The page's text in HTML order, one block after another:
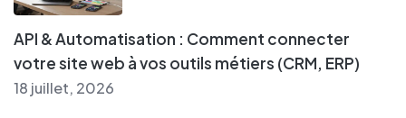
API & Automatisation : Comment connecter
votre site web à vos outils métiers (CRM, ERP)
18 juillet, 2026